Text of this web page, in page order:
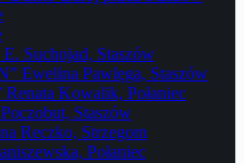
Suchojad, Staszów
Ewelina Pawlęga, Staszów
Kowalik, Połaniec
Staszów
Reczko, Strzegom
Połaniec